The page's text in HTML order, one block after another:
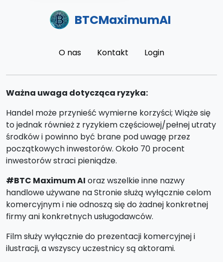
BTCMaximumAI
O nas Kontakt Login
Ważna uwaga dotycząca ryzyka:
Handel może przynieść wymierne korzyści; Wiąże się
to jednak również z ryzykiem częściowej/pełnej utraty
środków i powinno być brane pod uwagę przez
początkowych inwestorów. Około 70 procent
inwestorów straci pieniądze.
#BTC Maximum AI oraz wszelkie inne nazwy
handlowe używane na Stronie służą wyłącznie celom
komercyjnym i nie odnoszą się do żadnej konkretnej
firmy ani konkretnych usługodawców.
Film służy wyłącznie do prezentacji komercyjnej i
ilustracji, a wszyscy uczestnicy są aktorami.